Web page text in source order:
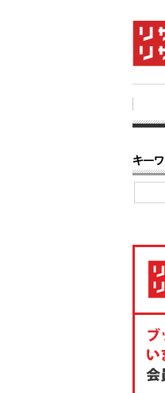
キー